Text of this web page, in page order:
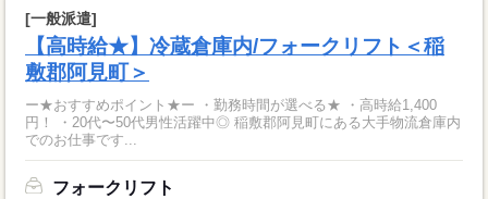
[一般派遣]
【高時給★】冷蔵倉庫内/フォークリフト＜稲
敷郡阿見町＞
ー★おすすめポイント★ー ・勤務時間が選べる★ ・高時給1,400
円！ ・20代〜50代男性活躍中◎ 稲敷郡阿見町にある大手物流倉庫内
でのお仕事です...
フォークリフト